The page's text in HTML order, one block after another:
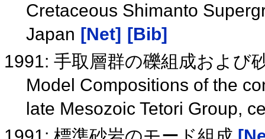
Cretaceous Shimanto
Japan [Net]
[Bib]
1991: 手取層群の礫組成および
Model Compositions of the
late Mesozoic Tetori Group,